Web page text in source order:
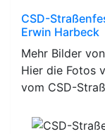
CSD-
Erwin Harbeck
Mehr Bilder
Hier die Fotos
vom CSD-